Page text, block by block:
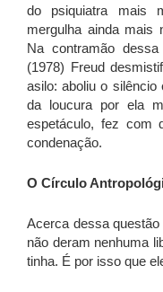
do psiquiatra mais
mergulha ainda mais
Na contramão
(1978) Freud
asilo: aboliu o silêncio
da loucura por ela
espetáculo, fez com
condenação.
O Círculo
Acerca dessa
não deram nenhuma
tinha. É por isso que